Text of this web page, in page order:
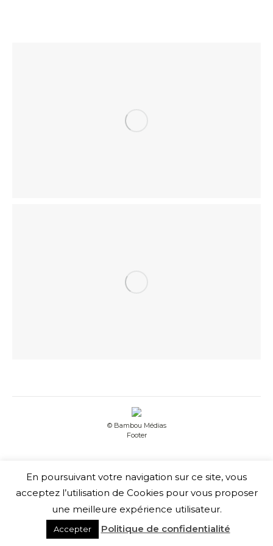
© Bambou Médias
Footer
En poursuivant votre navigation sur ce site, vous
acceptez l’utilisation de Cookies pour vous proposer
une meilleure expérience utilisateur.
Accepter Politique de confidentialité